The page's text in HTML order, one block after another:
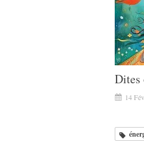
Dites
14